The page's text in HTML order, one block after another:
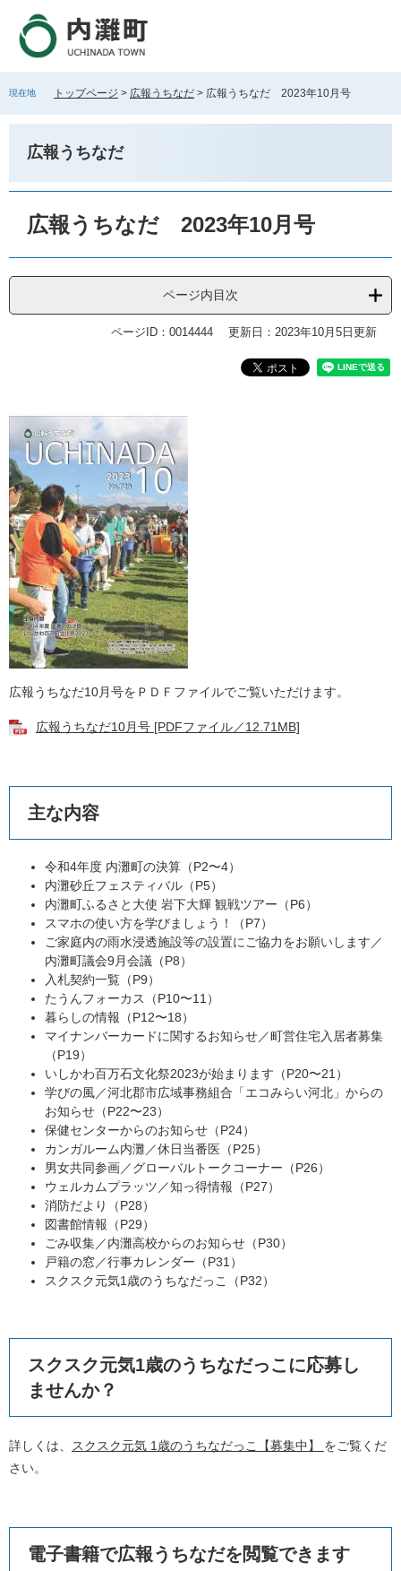
で
ば
現在地 トップページ > 広報うちなだ > 広報うちなだ 2023年10月号
広報うちなだ
広報うちなだ 2023年10月号
ページ内目次
ページID：0014444 更新日：2023年10月5日更新
広報うちなだ10月号をＰＤＦファイルでご覧いただけます。
広報うちなだ10月号 [PDFファイル／12.71MB]
主な内容
令和4年度 内灘町の決算（P2〜4）
内灘砂丘フェスティバル（P5）
内灘町ふるさと大使 岩下大輝 観戦ツアー（P6）
スマホの使い方を学びましょう！（P7）
ご家庭内の雨水浸透施設等の設置にご協力をお願いします／
内灘町議会9月会議（P8）
入札契約一覧（P9）
たうんフォーカス（P10〜11）
暮らしの情報（P12〜18）
マイナンバーカードに関するお知らせ／町営住宅入居者募集
（P19）
いしかわ百万石文化祭2023が始まります（P20〜21）
学びの風／河北郡市広域事務組合「エコみらい河北」からの
お知らせ（P22〜23）
保健センターからのお知らせ（P24）
カンガルーム内灘／休日当番医（P25）
男女共同参画／グローバルトークコーナー（P26）
ウェルカムプラッツ／知っ得情報（P27）
消防だより（P28）
図書館情報（P29）
ごみ収集／内灘高校からのお知らせ（P30）
戸籍の窓／行事カレンダー（P31）
スクスク元気1歳のうちなだっこ（P32）
スクスク元気1歳のうちなだっこに応募し
ませんか？
詳しくは、 スクスク元気 1歳のうちなだっこ【募集中】 をご覧くだ
さい。
電子書籍で広報うちなだを閲覧できます